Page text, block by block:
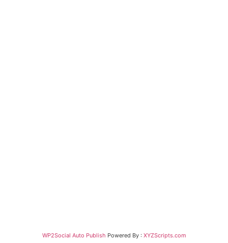
WP2Social Auto Publish Powered By : XYZScripts.com